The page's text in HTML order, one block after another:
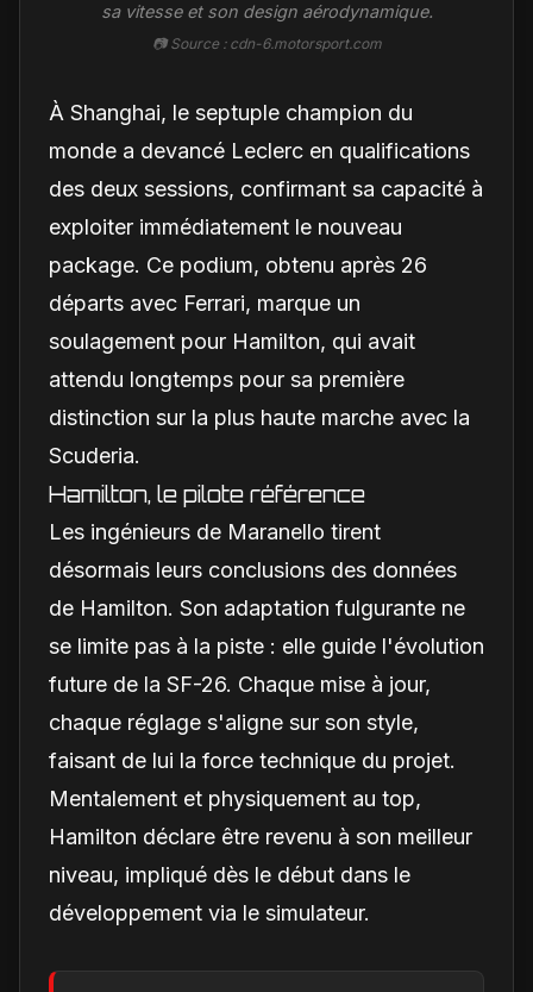
sa vitesse et son design aérodynamique.
📷 Source : cdn-6.motorsport.com
À Shanghai, le septuple champion du
monde a devancé Leclerc en qualifications
des deux sessions, confirmant sa capacité à
exploiter immédiatement le nouveau
package. Ce podium, obtenu après 26
départs avec Ferrari, marque un
soulagement pour Hamilton, qui avait
attendu longtemps pour sa première
distinction sur la plus haute marche avec la
Scuderia.
Hamilton, le pilote référence
Les ingénieurs de Maranello tirent
désormais leurs conclusions des données
de Hamilton. Son adaptation fulgurante ne
se limite pas à la piste : elle guide l'évolution
future de la SF-26. Chaque mise à jour,
chaque réglage s'aligne sur son style,
faisant de lui la force technique du projet.
Mentalement et physiquement au top,
Hamilton déclare être revenu à son meilleur
niveau, impliqué dès le début dans le
développement via le simulateur.